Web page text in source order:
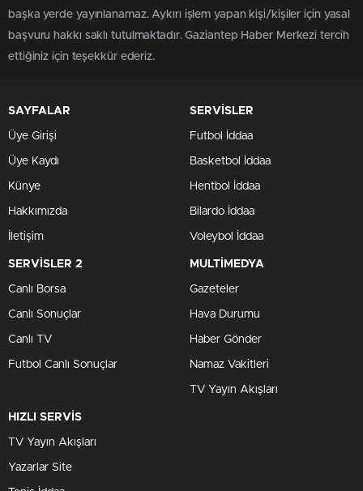
başka yerde yayınlanamaz. Aykırı işlem yapan kişi/kişiler için yasal
başvuru hakkı saklı tutulmaktadır. Gaziantep Haber Merkezi tercih
ettiğiniz için teşekkür ederiz.
SAYFALAR
Üye Girişi
Üye Kaydı
Künye
Hakkımızda
İletişim
SERVİSLER
Futbol İddaa
Basketbol İddaa
Hentbol İddaa
Bilardo İddaa
Voleybol İddaa
SERVİSLER 2
Canlı Borsa
Canlı Sonuçlar
Canlı TV
Futbol Canlı Sonuçlar
MULTİMEDYA
Gazeteler
Hava Durumu
Haber Gönder
Namaz Vakitleri
TV Yayın Akışları
HIZLI SERVİS
TV Yayın Akışları
Yazarlar Site